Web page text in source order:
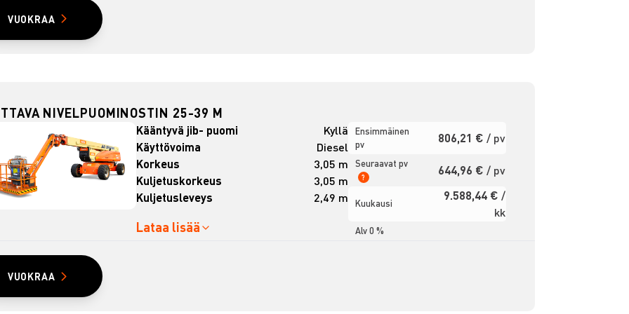
VUOKRAA
NIVELPUOMINOSTIN 25-39 M
Kääntyvä jib- puomi
Kyllä
Käyttövoima
Diesel
Korkeus
3,05 m
Kuljetuskorkeus
3,05 m
Kuljetusleveys
2,49 m
Lataa lisää
Ensimmäinen
pv
806,21 € / pv
Seuraavat pv
? 644,96 € / pv
Kuukausi
9.588,44 € /
kk
Alv 0 %
VUOKRAA